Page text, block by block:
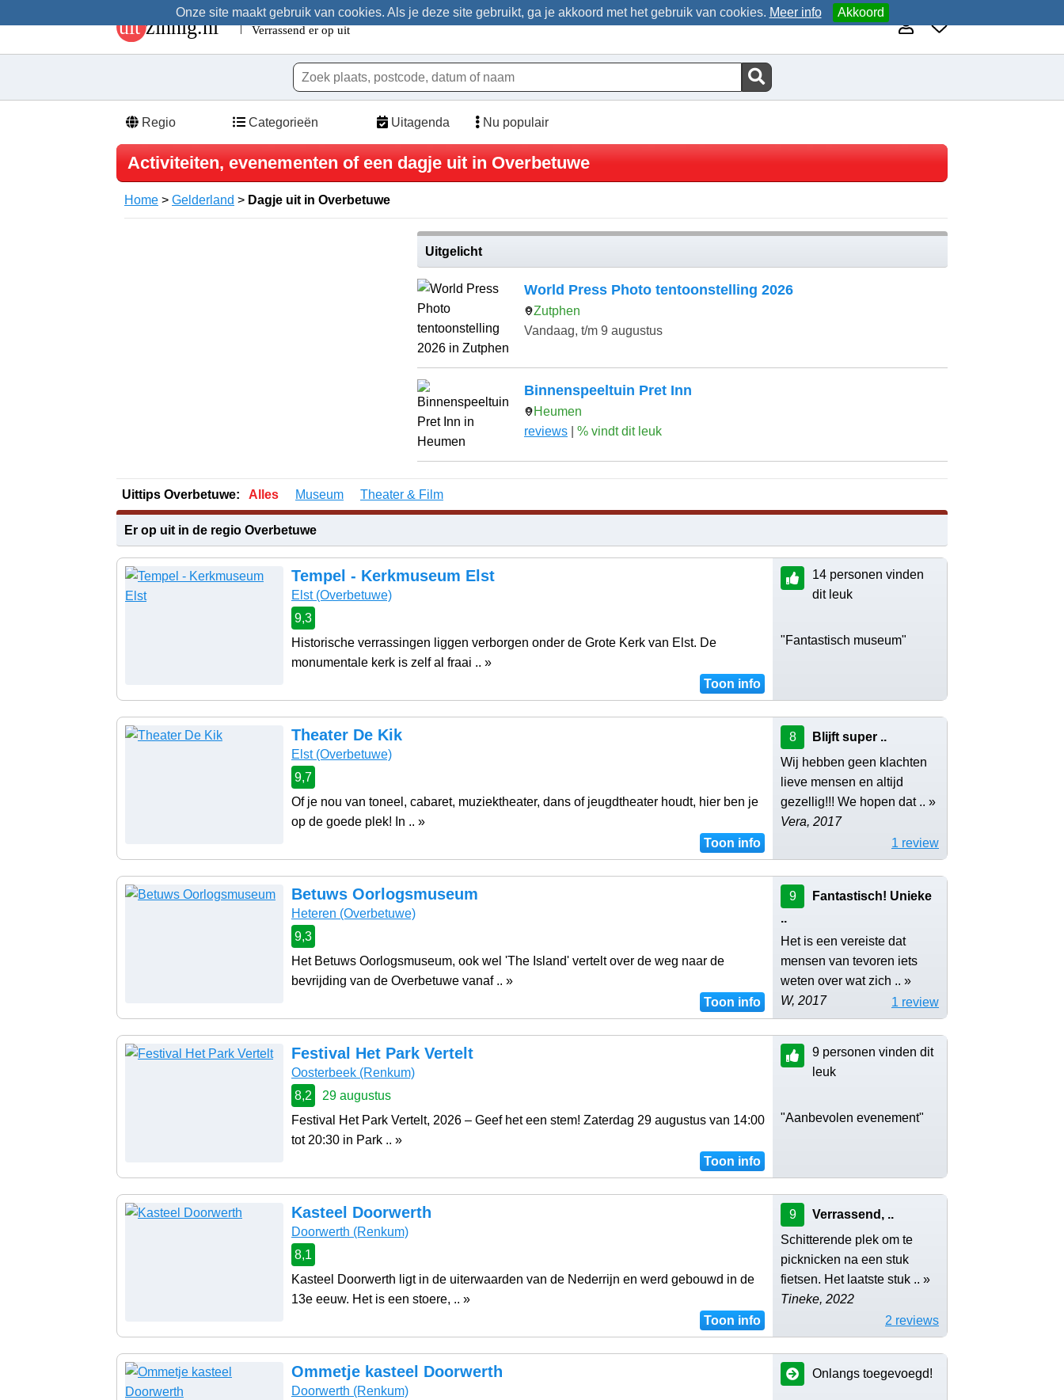
Onze site maakt gebruik van cookies. Als je deze site gebruikt, ga je akkoord met het gebruik van cookies. Meer info Akkoord
Regio Categorieën Uitagenda Nu populair
Activiteiten, evenementen of een dagje uit in Overbetuwe
Home > Gelderland > Dagje uit in Overbetuwe
Uitgelicht
World Press Photo tentoonstelling 2026
Zutphen
Vandaag, t/m 9 augustus
Binnenspeeltuin Pret Inn
Heumen
reviews
% vindt dit leuk
Uittips Overbetuwe: Alles Museum Theater & Film
Er op uit in de regio Overbetuwe
Tempel - Kerkmuseum Elst
Elst(Overbetuwe)
9,3
Historische verrassingen liggen verborgen onder de Grote Kerk van Elst. De
monumentale kerk is zelf al fraai .. »
Toon info
14 personen vinden
dit leuk
"Fantastisch museum"
Theater De Kik
Elst(Overbetuwe)
9,7
Of je nou van toneel, cabaret, muziektheater, dans of jeugdtheater houdt, hier ben je
op de goede plek! In .. »
Toon info
8
Blijft super ..
Wij hebben geen klachten
lieve mensen en altijd
gezellig!!! We hopen dat .. »
Vera, 2017
1 review
Betuws Oorlogsmuseum
Heteren (Overbetuwe)
9,3
Het Betuws Oorlogsmuseum, ook wel 'The Island' vertelt over de weg naar de
bevrijding van de Overbetuwe vanaf .. »
Toon info
9
Fantastisch! Unieke
..
Het is een vereiste dat
mensen van tevoren iets
weten over wat zich .. »
W, 2017
1 review
Festival Het Park Vertelt
Oosterbeek (Renkum)
8,2
29 augustus
Festival Het Park Vertelt, 2026 – Geef het een stem! Zaterdag 29 augustus van 14:00
tot 20:30 in Park .. »
Toon info
9 personen vinden dit
leuk
"Aanbevolen evenement"
Kasteel Doorwerth
Doorwerth (Renkum)
8,1
Kasteel Doorwerth ligt in de uiterwaarden van de Nederrijn en werd gebouwd in de
13e eeuw. Het is een stoere, .. »
Toon info
9
Verrassend, ..
Schitterende plek om te
picknicken na een stuk
fietsen. Het laatste stuk .. »
Tineke, 2022
2 reviews
Ommetje kasteel Doorwerth
Doorwerth (Renkum)
Onlangs toegevoegd!